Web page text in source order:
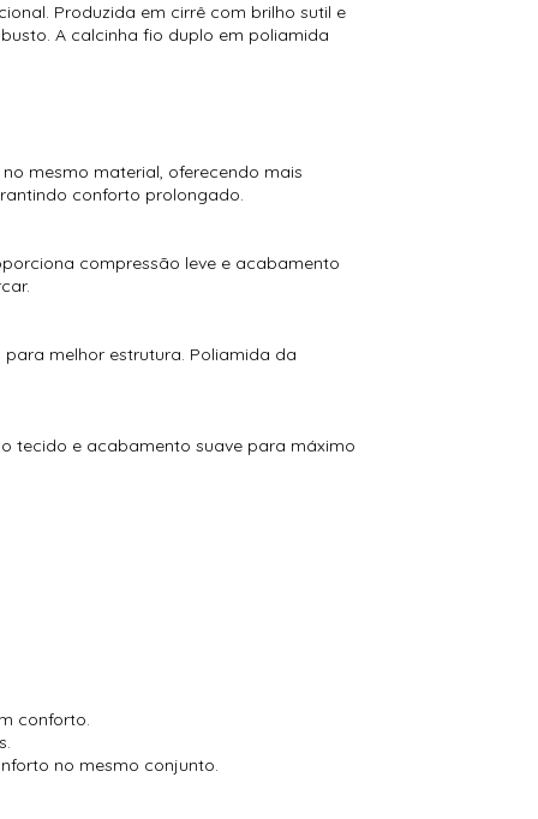
Produzida em cirrê com brilho sutil e
A calcinha fio duplo em poliamida
mesmo material, oferecendo mais
conforto prolongado.
compressão leve e acabamento
melhor estrutura. Poliamida da
tecido e acabamento suave para máximo
conforto.
no mesmo conjunto.